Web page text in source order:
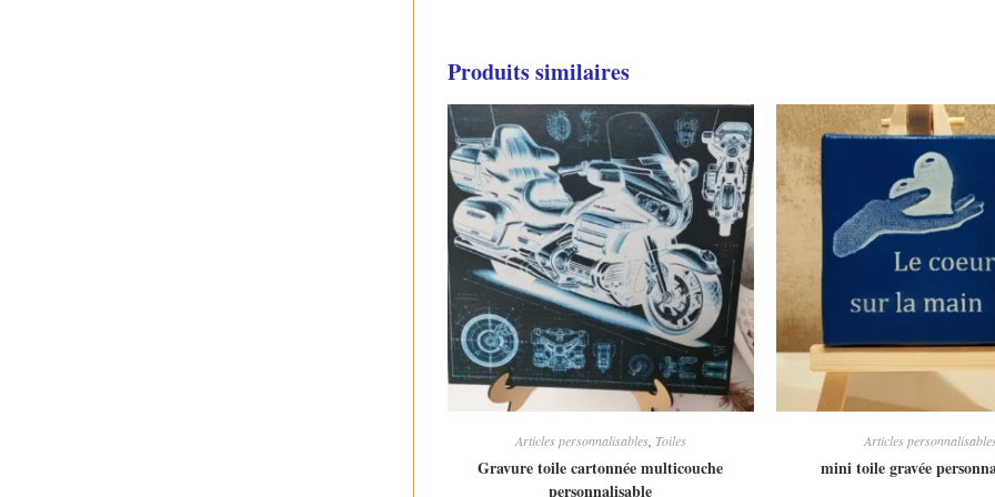
page
du
produit
Produits similaires
Articles personnalisables, Toiles
Gravure toile cartonnée multicouche
personnalisable
Articles
mini toile gravée